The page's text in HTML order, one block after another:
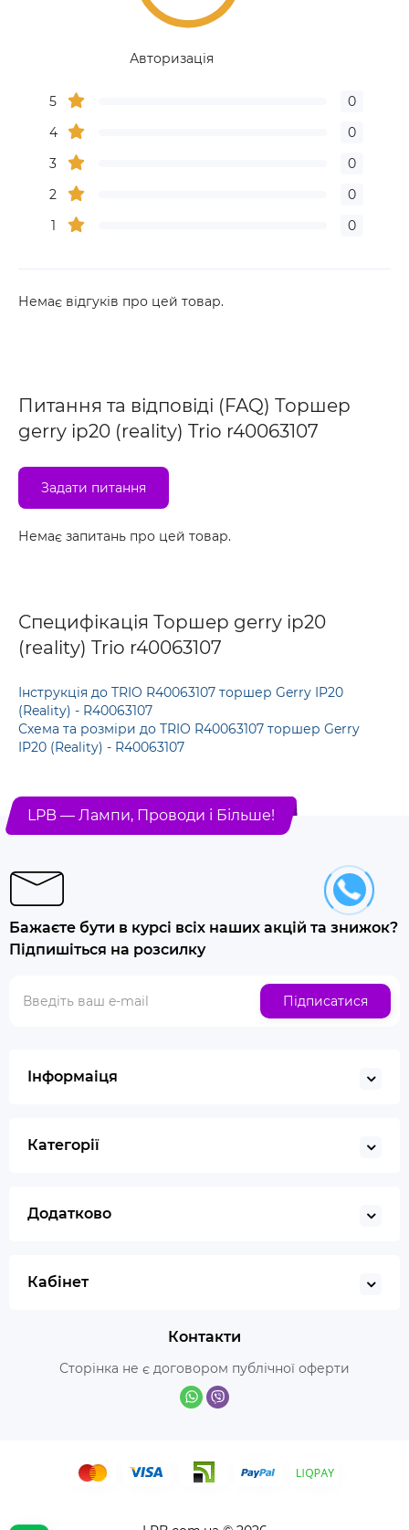
Авторизація
5
0
4
0
3
0
2
0
1
0
Немає відгуків про цей товар.
Питання та відповіді (FAQ) Торшер
gerry ip20 (reality) Trio r40063107
Задати питання
Немає запитань про цей товар.
Специфікація Торшер gerry ip20
(reality) Trio r40063107
Інструкція до TRIO R40063107 торшер Gerry IP20
(Reality) - R40063107
Схема та розміри до TRIO R40063107 торшер Gerry
IP20 (Reality) - R40063107
LPB — Лампи, Проводи і Більше!
Бажаєте бути в курсі всіх наших акцій та знижок?
Підпишіться на розсилку
Підписатися
Інформаіця
Категорії
Додатково
Кабінет
Контакти
Сторінка не є договором публічної оферти